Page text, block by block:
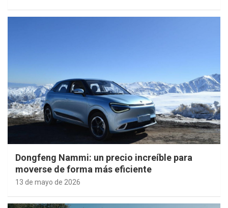
Dongfeng Nammi: un precio increíble para
moverse de forma más eficiente
13 de mayo de 2026